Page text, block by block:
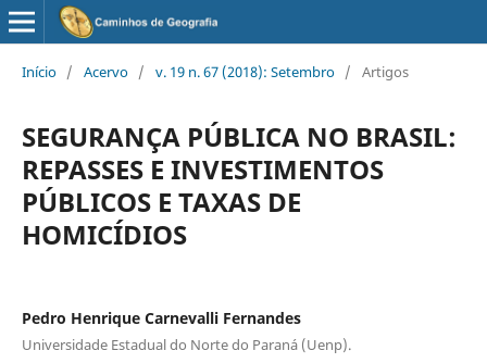
Início / Acervo / v. 19 n. 67 (2018): Setembro / Artigos
SEGURANÇA PÚBLICA NO BRASIL:
REPASSES E INVESTIMENTOS
PÚBLICOS E TAXAS DE
HOMICÍDIOS
Pedro Henrique Carnevalli Fernandes
Universidade Estadual do Norte do Paraná (Uenp).